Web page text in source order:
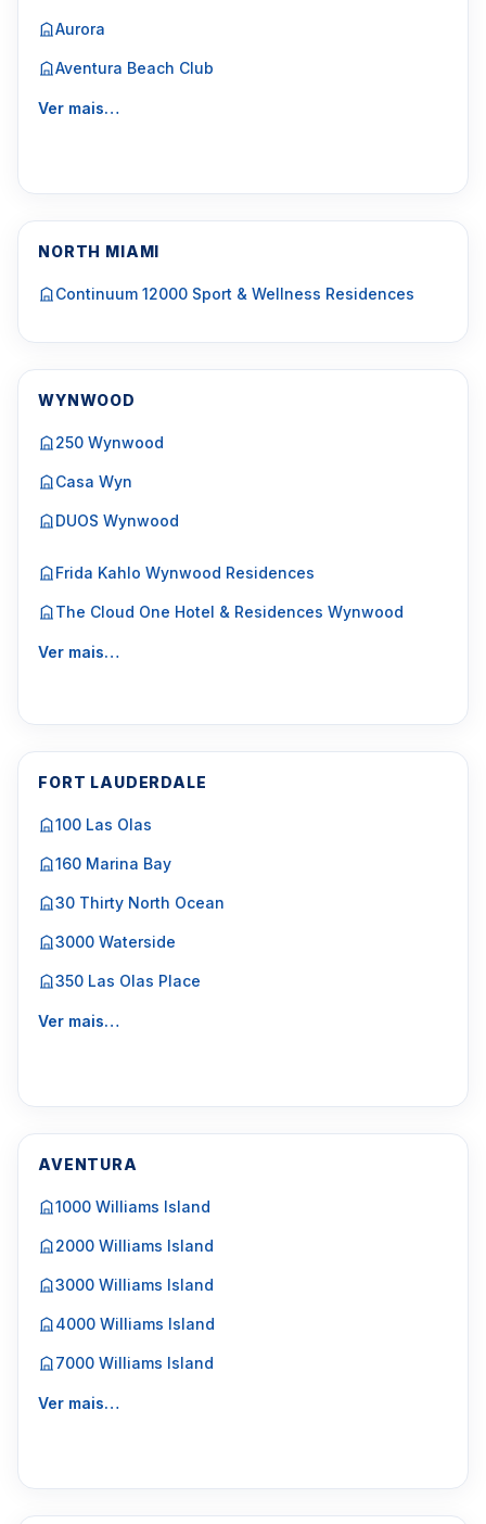
Aurora
Aventura Beach Club
Ver mais…
NORTH MIAMI
Continuum 12000 Sport & Wellness Residences
WYNWOOD
250 Wynwood
Casa Wyn
DUOS Wynwood
Frida Kahlo Wynwood Residences
The Cloud One Hotel & Residences Wynwood
Ver mais…
FORT LAUDERDALE
100 Las Olas
160 Marina Bay
30 Thirty North Ocean
3000 Waterside
350 Las Olas Place
Ver mais…
AVENTURA
1000 Williams Island
2000 Williams Island
3000 Williams Island
4000 Williams Island
7000 Williams Island
Ver mais…